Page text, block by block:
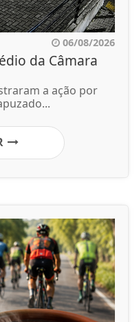
06/08/2026
da Câmara
a ação por